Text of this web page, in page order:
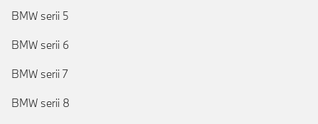
BMW serii 5
BMW serii 6
BMW serii 7
BMW serii 8